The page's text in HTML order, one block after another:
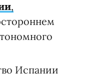
,
Испании